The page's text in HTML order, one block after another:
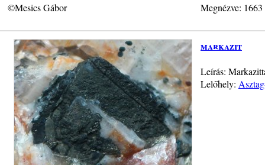
©Mesics Gábor Megnézve:
markazit
Leírás:
Lelőhely: